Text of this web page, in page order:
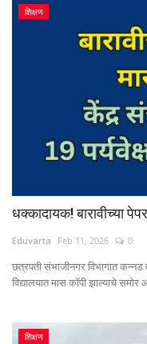
शिक्षण
धक्कादायक! बारावीच्या
Eduvarta Feb 11, 2026 0
छत्रपती संभाजीनगर विभागात कन्नड
विद्यालयात मास कॉपी झाल्याचे समोर
शिक्षण